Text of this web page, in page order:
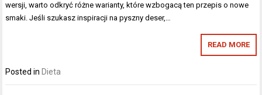
wersji, warto odkryć różne warianty, które wzbogacą ten przepis o nowe
smaki. Jeśli szukasz inspiracji na pyszny deser,…
READ MORE
Posted in Dieta